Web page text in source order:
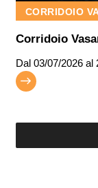
CORRIDOIO
Corridoio
Dal 03/07/2026 al